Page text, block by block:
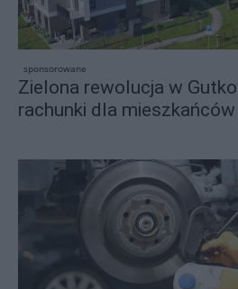
sponsorowane
Zielona rewolucja w
rachunki dla